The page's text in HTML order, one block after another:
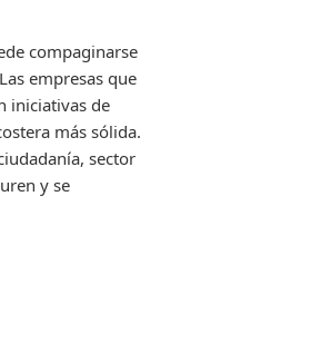
compaginarse
empresas que
iniciativas de
más sólida.
sector
y se